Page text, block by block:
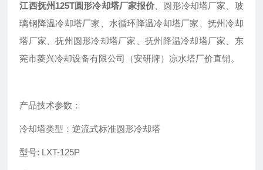
江西抚州125T圆形冷却塔厂家报价 、圆形冷却塔厂家、玻
璃钢降温冷却塔厂家、水循环降温冷却塔厂家、抚州冷却
塔厂家、抚州圆形冷却塔厂家、抚州降温冷却塔厂家、东
莞市菱兴冷却设备有限公司（安研牌）凉水塔厂价直销。
产品技术参数：
冷却塔类型：逆流式标准圆形冷却塔
型号: LXT-125P